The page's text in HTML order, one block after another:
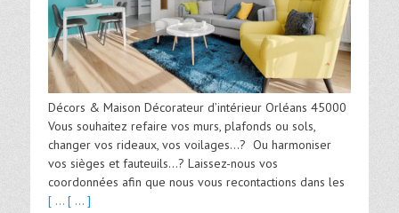
Décors & Maison Décorateur d’intérieur Orléans 45000
Vous souhaitez refaire vos murs, plafonds ou sols,
changer vos rideaux, vos voilages…? Ou harmoniser
vos sièges et fauteuils…? Laissez-nous vos
coordonnées afin que nous vous recontactions dans les
[ ... [ ... ]